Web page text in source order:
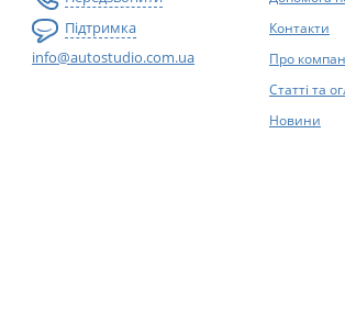
Підтримка
info@autostudio.com.ua
Контакти
Про
Статті та
Новини